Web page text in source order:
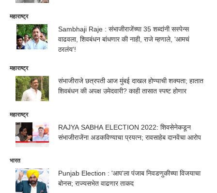
महाराष्ट्र
Sambhaji Raje : संभाजीराजेंच्या 35 शब्दांनी सस्पेन्स
वाढवला, शिवबंधन बांधणार की नाही, राजे म्हणाले, 'आमचं
ठरलंय'!
महाराष्ट्र
संभाजीराजे छत्रपती आज मुंबई दाखल होण्याची शक्यता; हातात
शिवबंधन की अपक्ष उमेदवारी? काही तासात स्पष्ट होणार
महाराष्ट्र
RAJYA SABHA ELECTION 2022: शिवसेनेकडून
संभाजीराजेंना अडकविण्याचा प्रयत्न; रावसाहेब दानवेंचा आरोप
भारत
Punjab Election : 'आप'ला पंजाब निवडणुकीच्या विजयाचा
बोनस; राज्यसभेत वाढणार ताकद